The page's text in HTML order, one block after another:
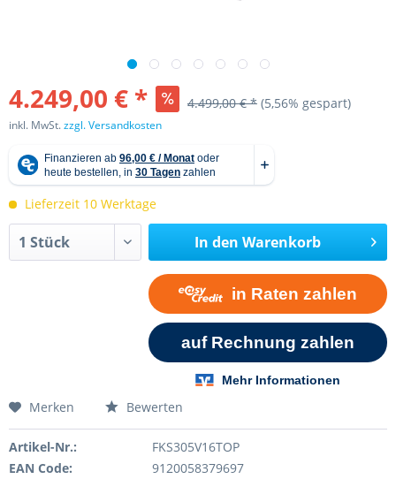
4.249,00 € * 4.499,00 € * (5,56% gespart)
inkl. MwSt.zzgl. Versandkosten
Lieferzeit 10 Werktage
In den Warenkorb
Merken Bewerten
Artikel-Nr.:
FKS305V16TOP
EAN Code:
9120058379697